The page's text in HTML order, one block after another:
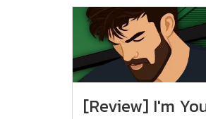
ประมาณ2 ปีหลังจาก HR
[Review] I'm